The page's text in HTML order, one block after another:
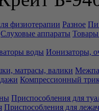
физиотерапии Разное
Слуховые аппараты Товары
воды Ионизаторы,
матрасы, валики
Компрессионный
Приспособления для
Приспособления для